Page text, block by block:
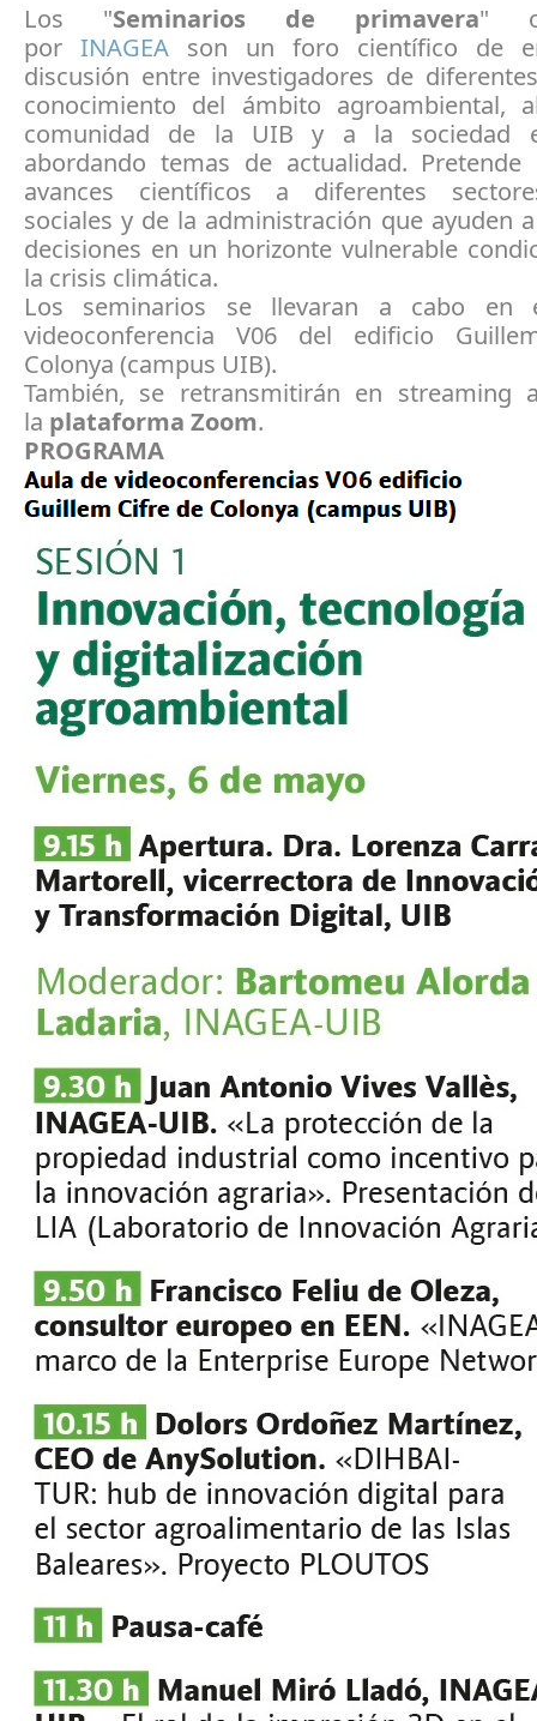
Los "Seminarios de primavera"
porINAGEA son un foro científico de
discusión entre investigadores de
conocimiento del ámbito agroambiental,
comunidad de la UIB y a la sociedad
abordando temas de actualidad. Pretende
avances científicos a diferentes
sociales y de la administración que ayuden
decisiones en un horizonte vulnerable
la crisis climática.
Los seminarios se llevaran a cabo en
videoconferencia V06 del edificio
Colonya (campus UIB).
También, se retransmitirán en streaming
la plataforma Zoom.
PROGRAMA